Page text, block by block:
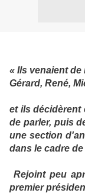
« Ils venaient
Gérard, René,
et ils décidèrent
de parler, puis
une section
dans le cadre
Rejoint peu
premier